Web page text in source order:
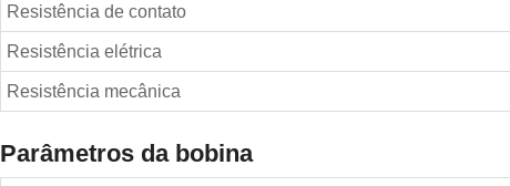
Resistência de contato
Resistência elétrica
Resistência mecânica
Parâmetros da bobina